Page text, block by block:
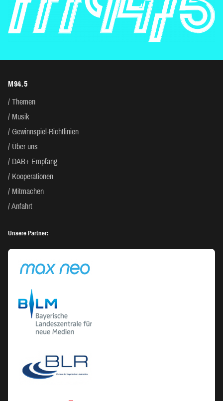
M94.5
Themen
Musik
Gewinnspiel-Richtlinien
Über uns
DAB+ Empfang
Kooperationen
Mitmachen
Anfahrt
Unsere Partner: